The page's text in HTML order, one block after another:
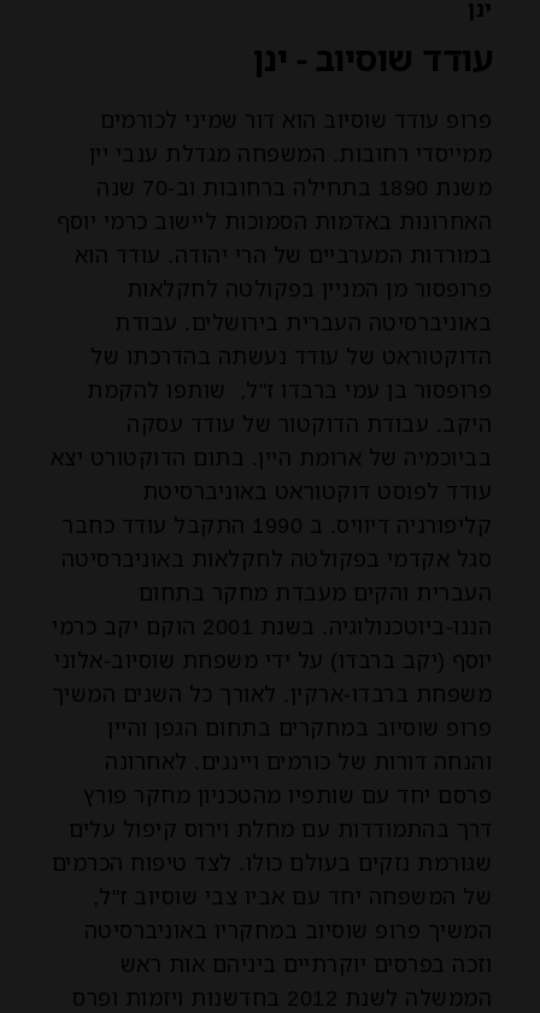
ינן
עודד שוסיוב - ינן
פרופ עודד שוסיוב הוא דור שמיני לכורמים
ממייסדי רחובות. המשפחה מגדלת ענבי יין
משנת 1890 בתחילה ברחובות וב-70 שנה
האחרונות באדמות הסמוכות ליישוב כרמי יוסף
במורדות המערביים של הרי יהודה. עודד הוא
פרופסור מן המניין בפקולטה לחקלאות
באוניברסיטה העברית בירושלים. עבודת
הדוקטוראט של עודד נעשתה בהדרכתו של
פרופסור בן עמי ברבדו ז"ל, שותפו להקמת
היקב. עבודת הדוקטור של עודד עסקה
בביוכמיה של ארומת היין. בתום הדוקטורט יצא
עודד לפוסט דוקטוראט באוניברסיטת
קליפורניה דיוויס. ב 1990 התקבל עודד כחבר
סגל אקדמי בפקולטה לחקלאות באוניברסיטה
העברית והקים מעבדת מחקר בתחום
הננו-ביוטכנולוגיה. בשנת 2001 הוקם יקב כרמי
יוסף (יקב ברבדו) על ידי משפחת שוסיוב-אלוני
משפחת ברבדו-ארקין. לאורך כל השנים המשיך
פרופ שוסיוב במחקרים בתחום הגפן והיין
והנחה דורות של כורמים וייננים. לאחרונה
פרסם יחד עם שותפיו מהטכניון מחקר פורץ
דרך בהתמודדות עם מחלת וירוס קיפול עלים
שגורמת נזקים בעולם כולו. לצד טיפוח הכרמים
של המשפחה יחד עם אביו צבי שוסיוב ז"ל,
המשיך פרופ שוסיוב במחקריו באוניברסיטה
וזכה בפרסים יוקרתיים ביניהם אות ראש
הממשלה לשנת 2012 בחדשנות ויזמות ופרס